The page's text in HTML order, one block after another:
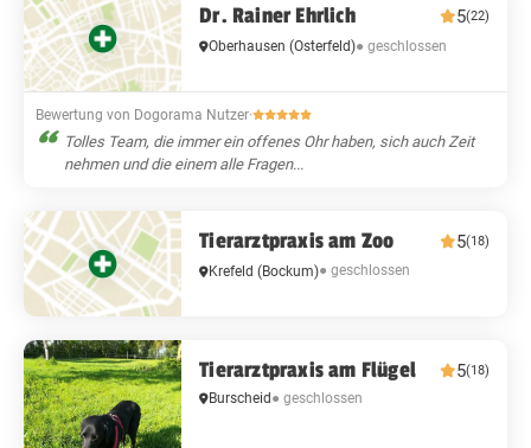
Dr. Rainer Ehrlich 5(22)
Oberhausen(Osterfeld)● geschlossen
Bewertung von Dogorama Nutzer·
Tolles Team, die immer ein offenes Ohr haben, sich auch Zeit
nehmen und die einem alle Fragen...
Tierarztpraxis am Zoo 5(18)
Krefeld(Bockum)● geschlossen
Tierarztpraxis am Flügel 5(18)
Burscheid● geschlossen